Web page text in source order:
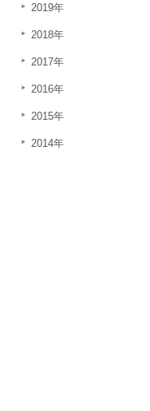
2019年
2018年
2017年
2016年
2015年
2014年